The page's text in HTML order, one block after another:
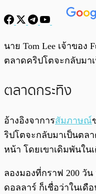
นาย Tom Lee เจ้าของ
ตลาดคริปโตจะกลับมา
ตลาดกระทิง
อ้างอิงจาการสัมภาษณ์
ริปโตจะกลับมาเป็นตล
หน้า โดยเขาเดิมพันใน
ลองมองที่กราฟ 200 วัน
ดอลลาร์ ก็เชื่อว่าในเดื